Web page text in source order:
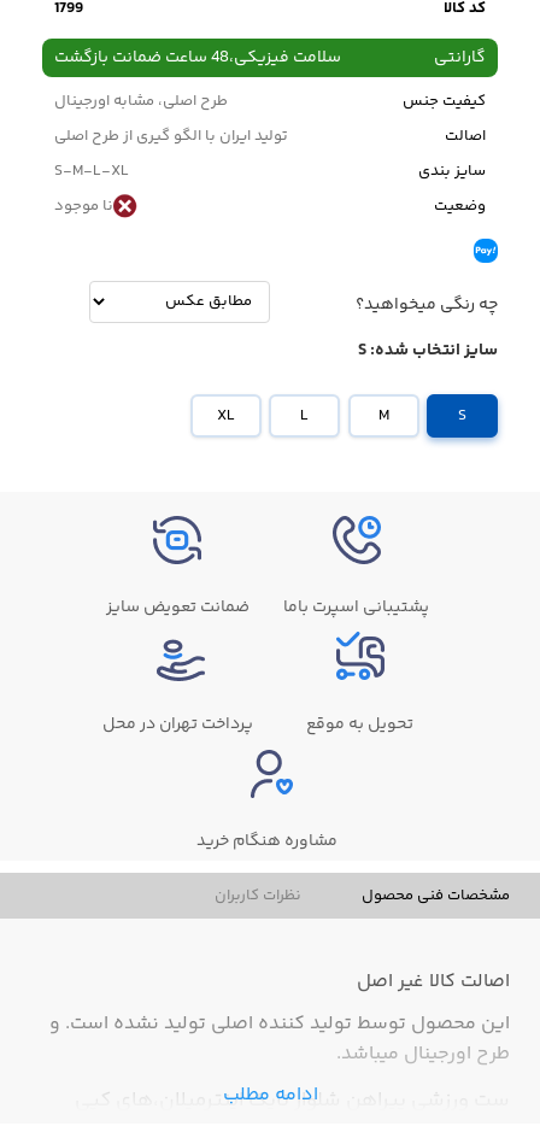
کد کالا 1799
گارانتی سلامت فیزیکی،48 ساعت ضمانت بازگشت
کیفیت جنس
طرح اصلی، مشابه اورجینال
اصالت
تولید ایران با الگو گیری از طرح اصلی
سایز بندی
S-M-L-XL
وضعیت
نا موجود
چه رنگی میخواهید؟
سایز انتخاب شده:S
S
M
L
XL
پشتیبانی اسپرت باما ضمانت تعویض سایز
تحویل به موقع پرداخت تهران در محل
مشاوره هنگام خرید
مشخصات فنی محصول نظرات کاربران
اصالت کالا غیر اصل
این محصول توسط تولید کننده اصلی تولید نشده است. و
طرح اورجینال میباشد.
ست ورزشی پیراهن شلوار نایک اینترمیلان،های کپی
ادامه مطلب